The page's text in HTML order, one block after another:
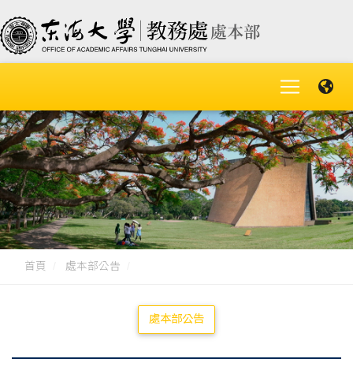
首頁 處本部公告
處本部公告